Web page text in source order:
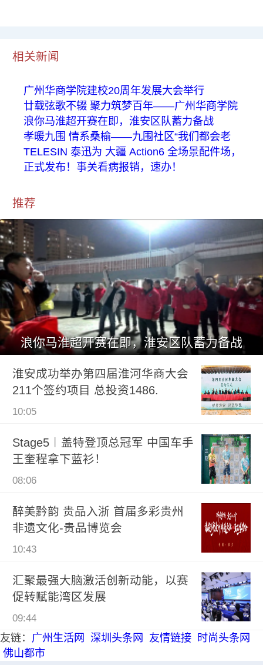
相关新闻
广州华商学院建校20周年发展大会举行
廿载弦歌不辍 聚力筑梦百年——广州华商学院
浪你马淮超开赛在即，淮安区队蓄力备战
孝暖九围 情系桑榆——九围社区“我们都会老
TELESIN 泰迅为 大疆 Action6 全场景配件场，
正式发布！事关看病报销，速办！
推荐
浪你马淮超开赛在即，淮安区队蓄力备战
淮安成功举办第四届淮河华商大会
211个签约项目 总投资1486.
10:05
Stage5︱盖特登顶总冠军 中国车手
王奎程拿下蓝衫！
08:06
醉美黔韵 贵品入浙 首届多彩贵州
非遗文化-贵品博览会
10:43
汇聚最强大脑激活创新动能，以赛
促转赋能湾区发展
09:44
友链： 广州生活网 深圳头条网 友情链接 时尚头条网
佛山都市